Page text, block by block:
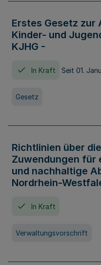
Erstes Gesetz zur
Kinder- und
KJHG -
In Kraft Seit 01.
Gesetz
Richtlinien über
Zuwendungen für
und nachhaltige
Nordrhein-
In Kraft
Verwaltungsvorschrift